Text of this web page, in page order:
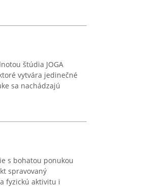
štúdia JOGA
vytvára jedinečné
sa nachádzajú
s bohatou ponukou
spravovaný
fyzickú aktivitu i